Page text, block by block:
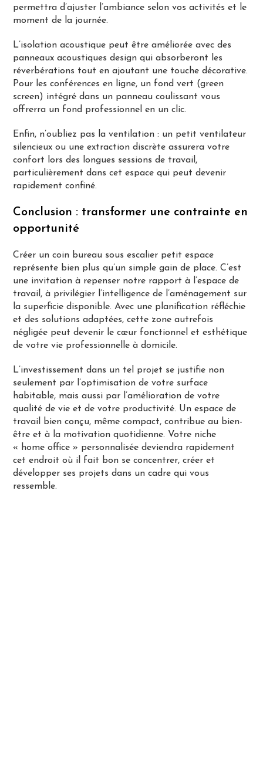
permettra d’ajuster l’ambiance selon vos activités et le
moment de la journée.
L’isolation acoustique peut être améliorée avec des
panneaux acoustiques design qui absorberont les
réverbérations tout en ajoutant une touche décorative.
Pour les conférences en ligne, un fond vert (green
screen) intégré dans un panneau coulissant vous
offrerra un fond professionnel en un clic.
Enfin, n’oubliez pas la ventilation : un petit ventilateur
silencieux ou une extraction discrète assurera votre
confort lors des longues sessions de travail,
particulièrement dans cet espace qui peut devenir
rapidement confiné.
Conclusion : transformer une contrainte en
opportunité
Créer un coin bureau sous escalier petit espace
représente bien plus qu’un simple gain de place. C’est
une invitation à repenser notre rapport à l’espace de
travail, à privilégier l’intelligence de l’aménagement sur
la superficie disponible. Avec une planification réfléchie
et des solutions adaptées, cette zone autrefois
négligée peut devenir le cœur fonctionnel et esthétique
de votre vie professionnelle à domicile.
L’investissement dans un tel projet se justifie non
seulement par l’optimisation de votre surface
habitable, mais aussi par l’amélioration de votre
qualité de vie et de votre productivité. Un espace de
travail bien conçu, même compact, contribue au bien-
être et à la motivation quotidienne. Votre niche
« home office » personnalisée deviendra rapidement
cet endroit où il fait bon se concentrer, créer et
développer ses projets dans un cadre qui vous
ressemble.